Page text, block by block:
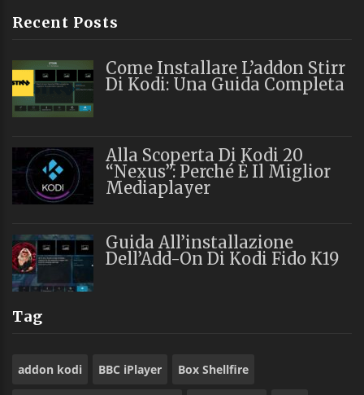
Recent Posts
Come Installare L’addon Stirr
Di Kodi: Una Guida Completa
Alla Scoperta Di Kodi 20
“Nexus”: Perché È Il Miglior
Mediaplayer
Guida All’installazione
Dell’Add-On Di Kodi Fido K19
Tag
addon kodi BBC iPlayer Box Shellfire